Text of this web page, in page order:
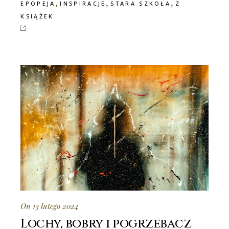
EPOPEJA ,INSPIRACJE , STARA SZKOŁA , Z
KSIĄŻEK
On 13 lutego 2024
Lochy, bobry i pogrzebacz